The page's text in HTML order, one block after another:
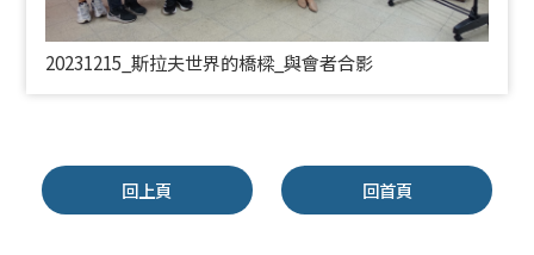
20231215_斯拉夫世界的橋樑_與會者合影
回上頁 回首頁